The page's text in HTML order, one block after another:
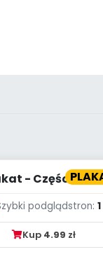
- Części
podglądstron: 1
Kup 4.99 zł